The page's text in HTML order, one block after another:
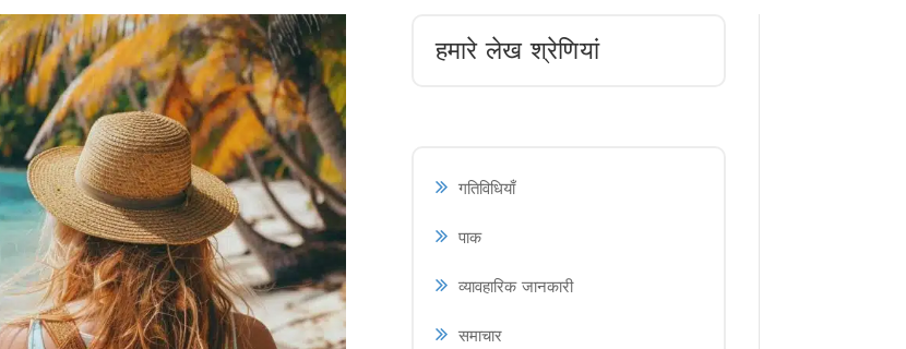
हमारे लेख श्रेणियां
गतिविधियाँ
पाक
व्यावहारिक जानकारी
समाचार